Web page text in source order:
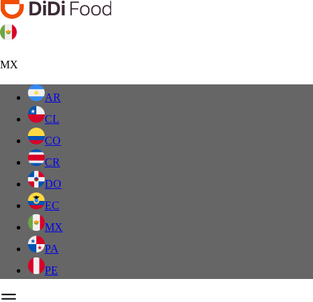
MX
AR
CL
CO
CR
DO
EC
MX
PA
PE